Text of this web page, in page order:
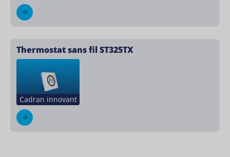
Thermostat sans fil ST325TX
Cadran innovant